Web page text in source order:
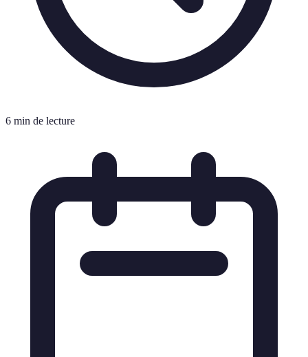
6 min de lecture